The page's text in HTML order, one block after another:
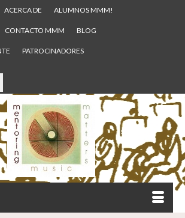
ACERCA DE ALUMNOS MMM!
CONTACTO MMM BLOG
PATROCINADORES